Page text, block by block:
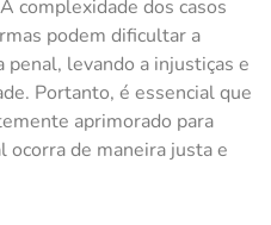
complexidade dos casos
podem dificultar a
penal, levando a injustiças e
Portanto, é essencial que
aprimorado para
ocorra de maneira justa e